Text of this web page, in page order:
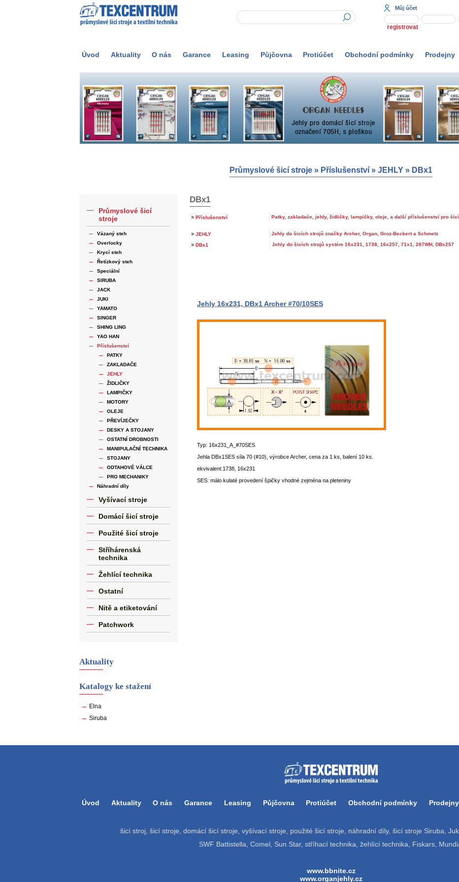
Můj účet
registrovat
Úvod Aktuality O nás Garance Leasing Půjčovna Protiúčet Obchodní podmínky Prodejny
Průmyslové šicí stroje » Příslušenství » JEHLY » DBx1
Průmyslové šicí
stroje
Vázaný steh
Overlocky
Krycí steh
Řetízkový steh
Speciální
SIRUBA
JACK
JUKI
YAMATO
SINGER
SHING LING
YAO HAN
Příslušenství
PATKY
ZAKLADAČE
JEHLY
ŽIDLIČKY
LAMPIČKY
MOTORY
OLEJE
PŘEVÍJEČKY
DESKY A STOJANY
OSTATNÍ DROBNOSTI
MANIPULAČNÍ TECHNIKA
STOJANY
ODTAHOVÉ VÁLCE
PRO MECHANIKY
Náhradní díly
Vyšívací stroje
Domácí šicí stroje
Použité šicí stroje
Stříhárenská
technika
Žehlící technika
Ostatní
Nitě a etiketování
Patchwork
Aktuality
Katalogy ke stažení
Elna
Siruba
DBx1
» Příslušenství Patky, zakladače, jehly, židličky, lampičky, oleje, a další příslušenství pro
» JEHLY Jehly do šicích strojů značky Archer, Organ, Groz-Beckert a Schmetz
» DBx1 Jehly do šicích strojů systém 16x231, 1738, 16x257, 71x1, 287WH, DBx257
Jehly 16x231, DBx1 Archer #70/10SES
Typ: 16x231_A_#70SES
Jehla DBx1SES síla 70 (#10), výrobce Archer, cena za 1 ks, balení 10 ks.
ekvivalent:1738, 16x231
SES: málo kulaté provedení špičky vhodné zejména na pleteniny
Úvod Aktuality O nás Garance Leasing Půjčovna Protiúčet Obchodní podmínky Prodejny
šicí stroj, šicí stroje, domácí šicí stroje, vyšívací stroje, použité šicí stroje, náhradní díly, šicí stroje Siruba,
SWF Battistella, Comel, Sun Star, stříhací technika, žehlící technika, Fiskars,
www.bbnite.cz
www.organjehly.cz